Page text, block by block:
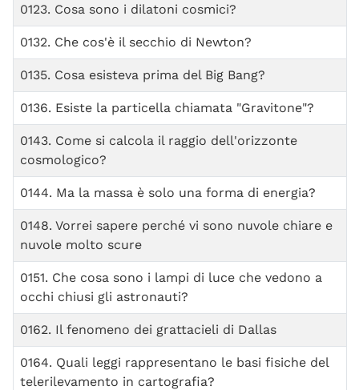
0123. Cosa sono i dilatoni cosmici?
0132. Che cos'è il secchio di Newton?
0135. Cosa esisteva prima del Big Bang?
0136. Esiste la particella chiamata "Gravitone"?
0143. Come si calcola il raggio dell'orizzonte
cosmologico?
0144. Ma la massa è solo una forma di energia?
0148. Vorrei sapere perché vi sono nuvole chiare e
nuvole molto scure
0151. Che cosa sono i lampi di luce che vedono a
occhi chiusi gli astronauti?
0162. Il fenomeno dei grattacieli di Dallas
0164. Quali leggi rappresentano le basi fisiche del
telerilevamento in cartografia?